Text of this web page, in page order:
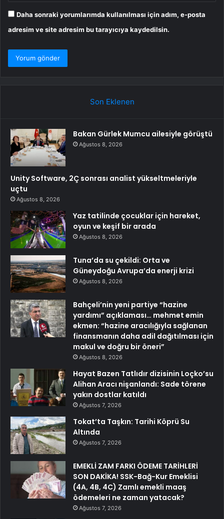
Daha sonraki yorumlarımda kullanılması için adım, e-posta
adresim ve site adresim bu tarayıcıya kaydedilsin.
Son Eklenen
Bakan Gürlek Mumcu ailesiyle görüştü
Ağustos 8, 2026
Unity Software, 2Ç sonrası analist yükseltmeleriyle
uçtu
Ağustos 8, 2026
Yaz tatilinde çocuklar için hareket,
oyun ve keşif bir arada
Ağustos 8, 2026
Tuna’da su çekildi: Orta ve
Güneydoğu Avrupa’da enerji krizi
Ağustos 8, 2026
Bahçeli’nin yeni partiye “hazine
yardımı” açıklaması… mehmet emin
ekmen: “hazine aracılığıyla sağlanan
finansmanın daha adil dağıtılması için
makul ve doğru bir öneri”
Ağustos 8, 2026
Hayat Bazen Tatlıdır dizisinin Loçko’su
Alihan Aracı nişanlandı: Sade törene
yakın dostlar katıldı
Ağustos 7, 2026
Tokat’ta Taşkın: Tarihi Köprü Su
Altında
Ağustos 7, 2026
EMEKLİ ZAM FARKI ÖDEME TARİHLERİ
SON DAKİKA! SSK-Bağ-Kur Emeklisi
(4A, 4B, 4C) Zamlı emekli maaş
ödemeleri ne zaman yatacak?
Ağustos 7, 2026